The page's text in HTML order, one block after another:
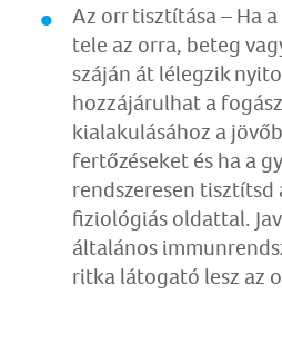
Az orr tisztítása – Ha
tele az orra, beteg
száján át lélegzik
hozzájárulhat a
kialakulásához a
fertőzéseket és ha a
rendszeresen
fiziológiás oldattal.
általános
ritka látogató lesz az